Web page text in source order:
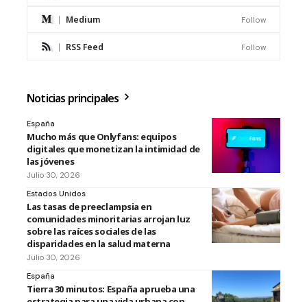
Medium Follow
RSS Feed Follow
Noticias principales
España
Mucho más que Onlyfans: equipos
digitales que monetizan la intimidad de
las jóvenes
Julio 30, 2026
Estados Unidos
Las tasas de preeclampsia en
comunidades minoritarias arrojan luz
sobre las raíces sociales de las
disparidades en la salud materna
Julio 30, 2026
España
Tierra 30 minutos: España aprueba una